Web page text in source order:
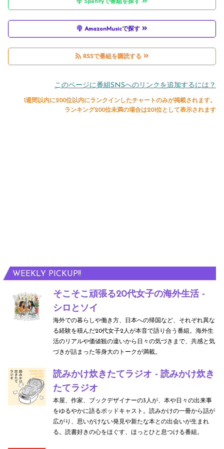
WEEKLY PICKUP!!
そこそこ頑張る20代女子の海外生活 -
シロとソイ
海外での暮らしや働き方、日本への帰国など、それぞれ異な
る経験を積んだ20代女子2人が本音で語り合う番組。海外生
活のリアルや価値観の違いから日々の気づきまで、共感と気
づきが詰まった等身大のトークが満載。
読みかけ炊きたてラジオ - 読みかけ炊き
たてラジオ
本屋、作家、ブックデザイナーの3人が、本や日々の出来事
をゆるやかに語るポッドキャスト。読みかけの一冊から話が
広がり、思いがけない発見や新たな本との出会いが生まれ
る。読書好きの心をほぐす、ほっとひと息つける番組。
Spotifyで番組を探す
AmazonMusicで探す
RSSで番組を購読する
このページに番組SNSへのリンクを追加するには？
1週間以内に200位以内にランクインしたチャートのみが掲載されます。
ランキング200位未満の場合は201位として表示されます